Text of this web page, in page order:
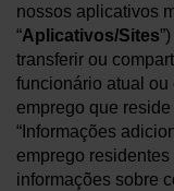
SAIBA MAIS SOBRE
DE JATO DE ÁGUA
nossos aplicativos
“Aplicativos/Sites
transferir ou
funcionário atual
emprego que
“Informações
emprego
informações sobre